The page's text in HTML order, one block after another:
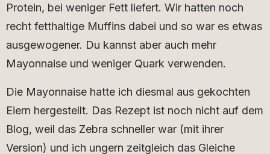
Protein, bei weniger Fett liefert. Wir hatten noch
recht fetthaltige Muffins dabei und so war es etwas
ausgewogener. Du kannst aber auch mehr
Mayonnaise und weniger Quark verwenden.
Die Mayonnaise hatte ich diesmal aus gekochten
Eiern hergestellt. Das Rezept ist noch nicht auf dem
Blog, weil das Zebra schneller war (mit ihrer
Version) und ich ungern zeitgleich das Gleiche